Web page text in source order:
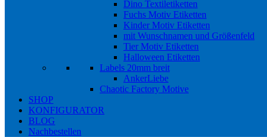
Dino Textiletiketten
Fuchs Motiv Etiketten
Kinder Motiv Etiketten
mit Wunschnamen und Größenfeld
Tier Motiv Etiketten
Halloween Etiketten
Labels 20mm breit
AnkerLiebe
Chaotic Factory Motive
SHOP
KONFIGURATOR
BLOG
Nachbestellen